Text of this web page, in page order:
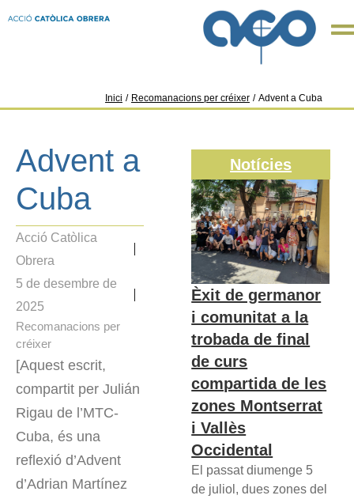
Inici / Recomanacions per créixer / Advent a Cuba
Advent a
Cuba
Acció Catòlica
Obrera
5 de desembre de
2025
Recomanacions per
créixer
[Aquest escrit,
compartit per Julián
Rigau de l’MTC-
Cuba, és una
reflexió d’Advent
d’Adrian Martínez
Notícies
Èxit de germanor
i comunitat a la
trobada de final
de curs
compartida de les
zones Montserrat
i Vallès
Occidental
El passat diumenge 5
de juliol, dues zones del